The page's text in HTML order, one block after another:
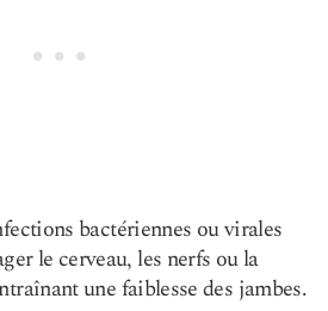
bactériennes ou virales
le cerveau, les nerfs ou la
une faiblesse des jambes.